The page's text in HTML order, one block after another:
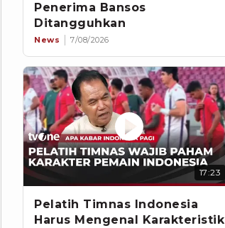
Penerima Bansos
Ditangguhkan
News 7/08/2026
17:23
Pelatih Timnas Indonesia
Harus Mengenal Karakteristik